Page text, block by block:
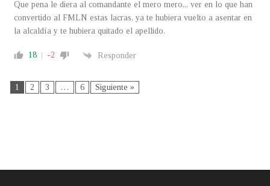
Que pena le diera al comandante el mero mero,,, ver en lo que han
convertido al FMLN estas lacras, ya te hubiera vuelto a asentar en
la alcaldía y te hubiera quitado el apellido.
18 -2 Responder
1 2 3 … 6 Siguiente »